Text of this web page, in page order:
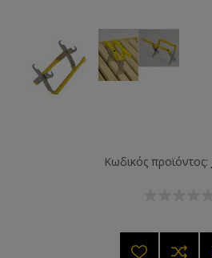
Κωδικός προϊόντος: